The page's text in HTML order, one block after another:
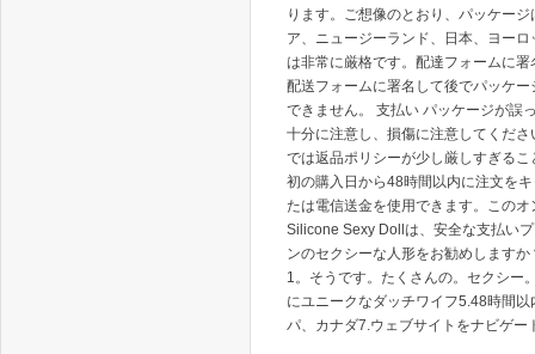
ります。ご想像のとおり、パッケー
ア、ニュージーランド、日本、ヨー
は非常に厳格です。配達フォームに
配送フォームに署名して後でパッケ
できません。 支払い パッケージが誤
十分に注意し、損傷に注意してくだ
では返品ポリシーが少し厳しすぎる
初の購入日から48時間以内に注文を
たは電信送金を使用できます。この
Silicone Sexy Dollは、安全な支払い
ンのセクシーな人形をお勧めします
1。そうです。たくさんの。セクシー
にユニークなダッチワイフ5.48時間
パ、カナダ7.ウェブサイトをナビゲ